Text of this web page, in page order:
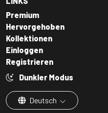
Premium
Hervorgehoben
Kollektionen
Einloggen
Registrieren
Dunkler Modus
Deutsch